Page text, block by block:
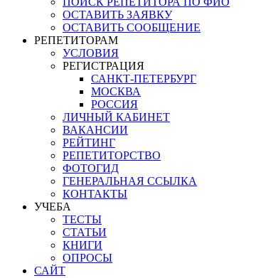
ОСТАВИТЬ ЗАЯВКУ
ОСТАВИТЬ СООБЩЕНИЕ
РЕПЕТИТОРАМ
УСЛОВИЯ
РЕГИСТРАЦИЯ
САНКТ-ПЕТЕРБУРГ
МОСКВА
РОССИЯ
ЛИЧНЫЙ КАБИНЕТ
ВАКАНСИИ
РЕЙТИНГ
РЕПЕТИТОРСТВО
ФОТОГИД
ГЕНЕРАЛЬНАЯ ССЫЛКА
КОНТАКТЫ
УЧЕБА
ТЕСТЫ
СТАТЬИ
КНИГИ
ОПРОСЫ
САЙТ